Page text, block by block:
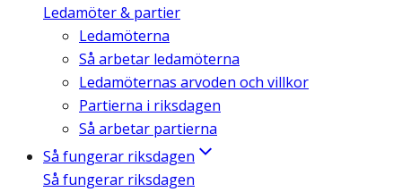
Ledamöter & partier
Ledamöterna
Så arbetar ledamöterna
Ledamöternas arvoden och villkor
Partierna i riksdagen
Så arbetar partierna
Så fungerar riksdagen
Så fungerar riksdagen